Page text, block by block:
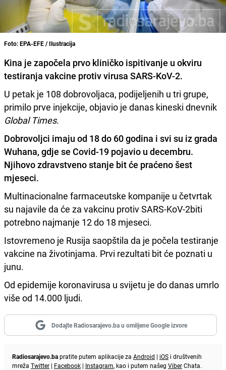
Foto: EPA-EFE / Ilustracija
Kina je započela prvo kliničko ispitivanje u okviru
testiranja vakcine protiv virusa SARS-KoV-2.
U petak je 108 dobrovoljaca, podijeljenih u tri grupe,
primilo prve injekcije, objavio je danas kineski dnevnik
Global Times.
Dobrovoljci imaju od 18 do 60 godina i svi su iz grada
Wuhana, gdje se Covid-19 pojavio u decembru.
Njihovo zdravstveno stanje bit će praćeno šest
mjeseci.
Multinacionalne farmaceutske kompanije u četvrtak
su najavile da će za vakcinu protiv SARS-KoV-2biti
potrebno najmanje 12 do 18 mjeseci.
Istovremeno je Rusija saopštila da je počela testiranje
vakcine na životinjama. Prvi rezultati bit će poznati u
junu.
Od epidemije koronavirusa u svijetu je do danas umrlo
više od 14.000 ljudi.
Dodajte Radiosarajevo.ba u omiljene Google izvore
Radiosarajevo.bapratite putem aplikacije za Android | iOS i društvenih
mreža Twitter | Facebook | Instagram, kao i putem našeg ViberChata.